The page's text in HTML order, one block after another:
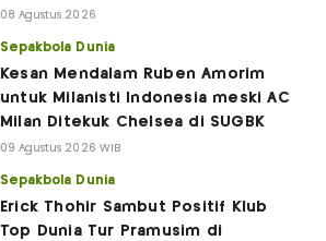
08 Agustus 2026
Sepakbola Dunia
Kesan Mendalam Ruben Amorim
untuk Milanisti Indonesia meski AC
Milan Ditekuk Chelsea di SUGBK
09 Agustus 2026 WIB
Sepakbola Dunia
Erick Thohir Sambut Positif Klub
Top Dunia Tur Pramusim di